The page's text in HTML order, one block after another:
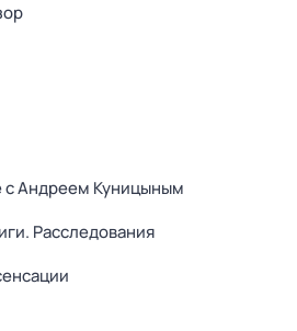
с Андреем Куницыным
Расследования